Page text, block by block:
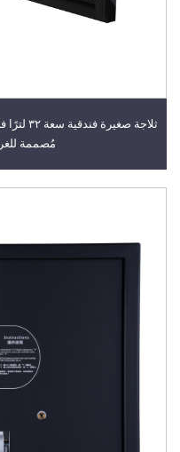
ثلاجة
مُصممة